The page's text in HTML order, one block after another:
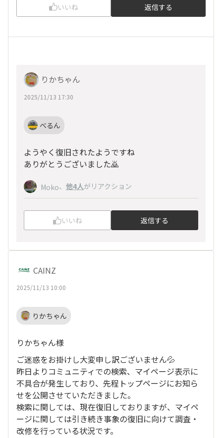
いいね 返信する
りかちゃん
2025/11/13 17:30
べるん
ようやく復旧されたようですね
ありがとうございました🙇
Moko、 他4人がリアクション
いいね 返信する
CAINZ
2025/11/13 10:00
りかちゃん
りかちゃん様
ご迷惑をお掛けし大変申し訳ございません💦
昨日よりコミュニティでの検索、マイページ表示に
不具合が発生しており、先程トップページにお知ら
せを公開させていただきました。
検索に関しては、現在復旧しておりますが、マイペ
ージに関しては引き続き事象の復旧に向けて調査・
改修を行っている状況です。